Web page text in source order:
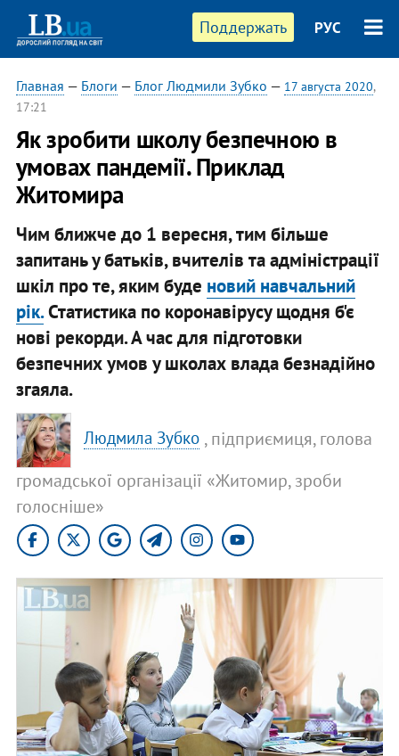
Поддержать РУС
Главная — Блоги — Блог Людмили Зубко — 17 августа 2020,
17:21
Як зробити школу безпечною в
умовах пандемії. Приклад
Житомира
Чим ближче до 1 вересня, тим більше
запитань у батьків, вчителів та адміністрації
шкіл про те, яким буде новий навчальний
рік.Статистика по коронавірусу щодня б'є
нові рекорди. А час для підготовки
безпечних умов у школах влада безнадійно
згаяла.
Людмила Зубко , підприємиця, голова
громадської організації «Житомир, зроби
голосніше»